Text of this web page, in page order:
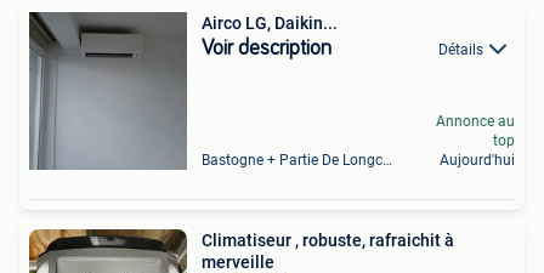
Airco LG, Daikin...
Voir description Détails
Bastogne + Partie De Longchamps Et Sibret
Annonce au
top
Aujourd'hui
Climatiseur , robuste, rafraichit à
merveille